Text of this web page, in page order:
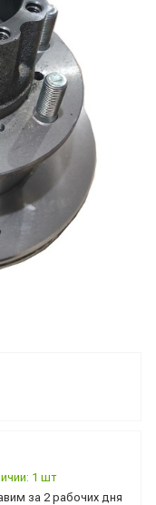
1 шт
за 2 рабочих дня